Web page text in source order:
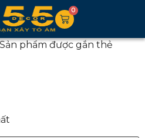
0
phẩm được gắn thẻ